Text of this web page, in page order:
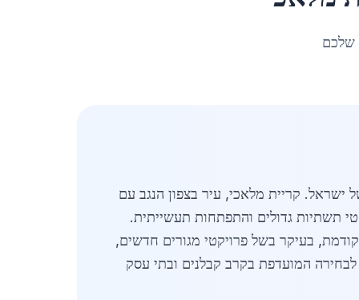
שלכם
ישראל. קריית מלאכי, עיר בצפון הנגב עם
חווה צמיחה משמעותית בשנים האחרונות, במיוחד בשנת 2026, עם פרויקטי תשתיות גדולים והתפתחות תעשייתית.
המגמות הלאומיות, כאשר הביקוש גדל ב-15% בהשוואה לשנה קודמת, בעיקר בשל פרויקטי מגורים חדשים,
לבחירה המועדפת בקרב קבלנים ובתי עסק